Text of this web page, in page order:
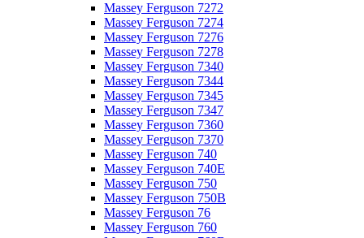
Massey Ferguson 7272
Massey Ferguson 7274
Massey Ferguson 7276
Massey Ferguson 7278
Massey Ferguson 7340
Massey Ferguson 7344
Massey Ferguson 7345
Massey Ferguson 7347
Massey Ferguson 7360
Massey Ferguson 7370
Massey Ferguson 740
Massey Ferguson 740E
Massey Ferguson 750
Massey Ferguson 750B
Massey Ferguson 76
Massey Ferguson 760